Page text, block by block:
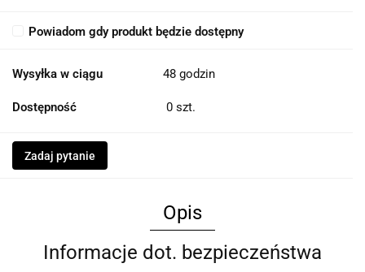
Powiadom gdy produkt będzie dostępny
Wysyłka w ciągu 48 godzin
Dostępność 0 szt.
Zadaj pytanie
Opis
Informacje dot. bezpieczeństwa